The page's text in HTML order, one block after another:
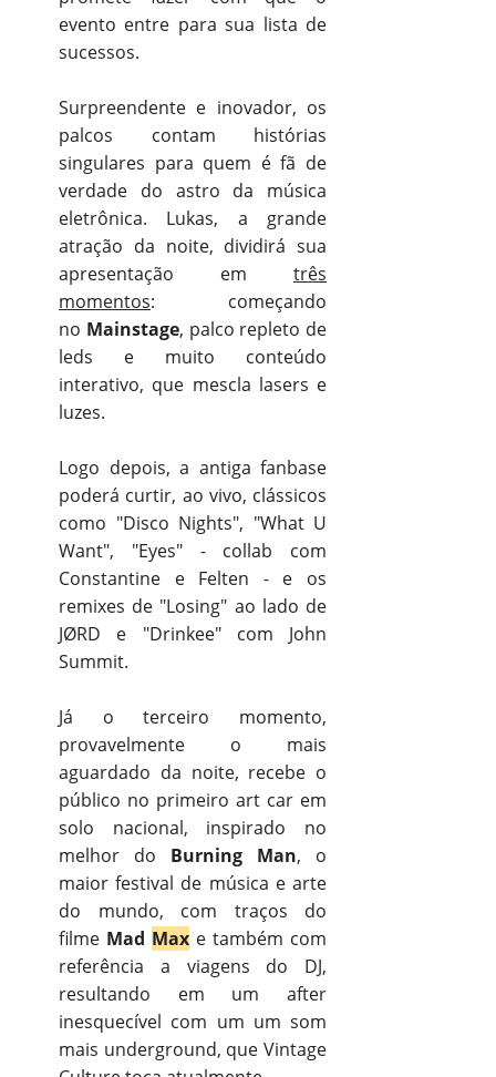
evento entre para sua lista de
sucessos.
Surpreendente e inovador, os
palcos contam histórias
singulares para quem é fã de
verdade do astro da música
eletrônica. Lukas, a grande
atração da noite, dividirá sua
apresentação em três
momentos: começando
no Mainstage, palco repleto de
leds e muito conteúdo
interativo, que mescla lasers e
luzes.
Logo depois, a antiga fanbase
poderá curtir, ao vivo, clássicos
como "Disco Nights", "What U
Want", "Eyes" - collab com
Constantine e Felten - e os
remixes de "Losing" ao lado de
JØRD e "Drinkee" com John
Summit.
Já o terceiro momento,
provavelmente o mais
aguardado da noite, recebe o
público no primeiro art car em
solo nacional, inspirado no
melhor do Burning Man, o
maior festival de música e arte
do mundo, com traços do
filme Mad Max e também com
referência a viagens do DJ,
resultando em um after
inesquecível com um um som
mais underground, que Vintage